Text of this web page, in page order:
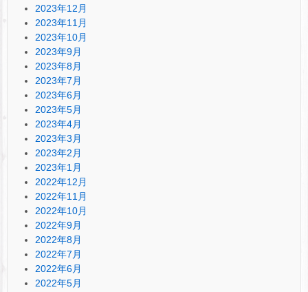
2023年12月
2023年11月
2023年10月
2023年9月
2023年8月
2023年7月
2023年6月
2023年5月
2023年4月
2023年3月
2023年2月
2023年1月
2022年12月
2022年11月
2022年10月
2022年9月
2022年8月
2022年7月
2022年6月
2022年5月